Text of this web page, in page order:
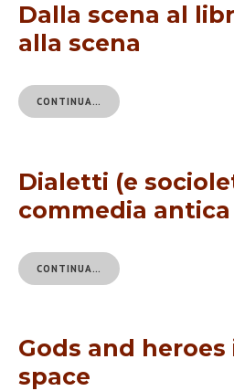
Dalla scena al
alla scena
CONTINUA…
Dialetti (e
commedia antica
CONTINUA…
Gods and
space